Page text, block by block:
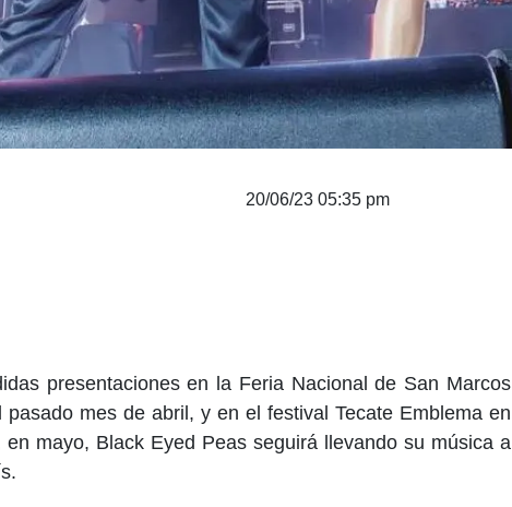
20/06/23 05:35 pm
presentaciones en la Feria Nacional de San Marcos
pasado mes de abril, y en el festival Tecate Emblema en
en mayo, Black Eyed Peas seguirá llevando su música a